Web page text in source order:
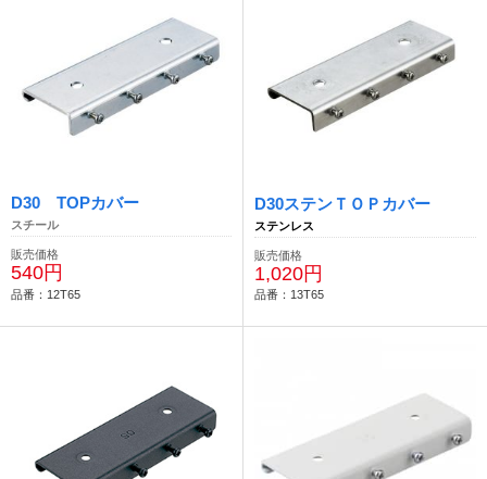
D30 TOPカバー
スチール
販売価格
540円
品番：12T65
D30ステンＴＯＰカバー
ステンレス
販売価格
1,020円
品番：13T65